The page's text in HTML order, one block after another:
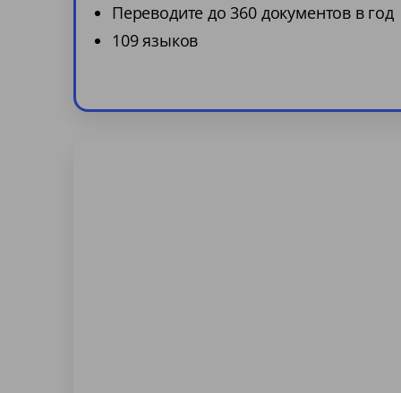
Переводите до 360 документов в год
109 языков